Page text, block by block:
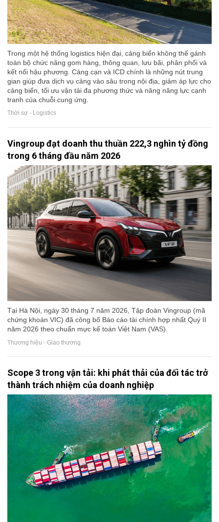
Trong một hệ thống logistics hiện đại, cảng biển không thể gánh
toàn bộ chức năng gom hàng, thông quan, lưu bãi, phân phối và
kết nối hậu phương. Cảng cạn và ICD chính là những nút trung
gian giúp đưa dịch vụ cảng vào sâu trong nội địa, giảm áp lực cho
cảng biển, tối ưu vận tải đa phương thức và nâng năng lực cạnh
tranh của chuỗi cung ứng.
Thời sự - Logistics
Vingroup đạt doanh thu thuần 222,3 nghìn tỷ đồng
trong 6 tháng đầu năm 2026
Tại Hà Nội, ngày 30 tháng 7 năm 2026, Tập đoàn Vingroup (mã
chứng khoán VIC) đã công bố Báo cáo tài chính hợp nhất Quý II
năm 2026 theo chuẩn mực kế toán Việt Nam (VAS).
Thương hiệu - Giao thương
Scope 3 trong vận tải: khi phát thải của đối tác trở
thành trách nhiệm của doanh nghiệp